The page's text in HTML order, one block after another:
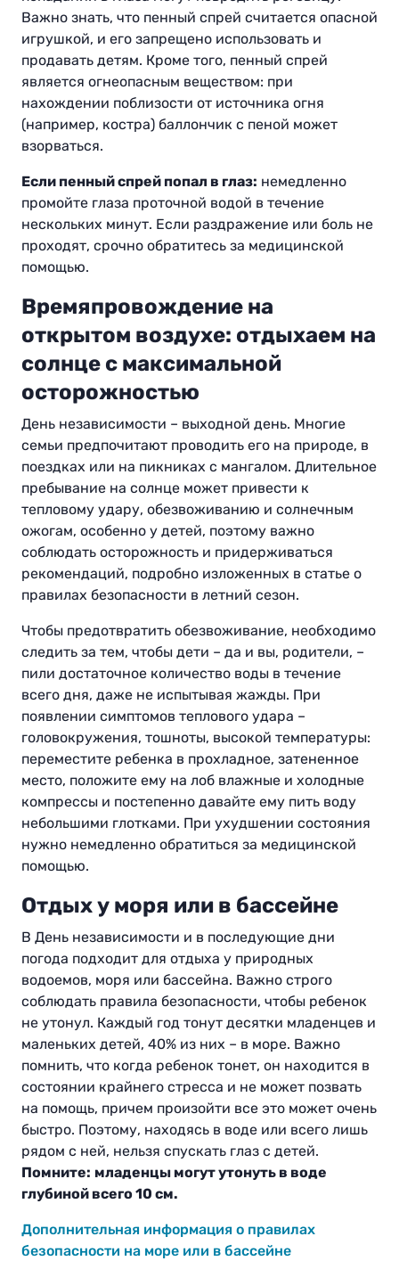
Важно знать, что пенный спрей считается опасной
игрушкой, и его запрещено использовать и
продавать детям. Кроме того, пенный спрей
является огнеопасным веществом: при
нахождении поблизости от источника огня
(например, костра) баллончик с пеной может
взорваться.
Если пенный спрей попал в глаз: немедленно
промойте глаза проточной водой в течение
нескольких минут. Если раздражение или боль не
проходят, срочно обратитесь за медицинской
помощью.
Времяпровождение на
открытом воздухе: отдыхаем на
солнце с максимальной
осторожностью
День независимости – выходной день. Многие
семьи предпочитают проводить его на природе, в
поездках или на пикниках с мангалом. Длительное
пребывание на солнце может привести к
тепловому удару, обезвоживанию и солнечным
ожогам, особенно у детей, поэтому важно
соблюдать осторожность и придерживаться
рекомендаций, подробно изложенных в статье о
правилах безопасности в летний сезон.
Чтобы предотвратить обезвоживание, необходимо
следить за тем, чтобы дети – да и вы, родители, –
пили достаточное количество воды в течение
всего дня, даже не испытывая жажды. При
появлении симптомов теплового удара –
головокружения, тошноты, высокой температуры:
переместите ребенка в прохладное, затененное
место, положите ему на лоб влажные и холодные
компрессы и постепенно давайте ему пить воду
небольшими глотками. При ухудшении состояния
нужно немедленно обратиться за медицинской
помощью.
Отдых у моря или в бассейне
В День независимости и в последующие дни
погода подходит для отдыха у природных
водоемов, моря или бассейна. Важно строго
соблюдать правила безопасности, чтобы ребенок
не утонул. Каждый год тонут десятки младенцев и
маленьких детей, 40% из них – в море. Важно
помнить, что когда ребенок тонет, он находится в
состоянии крайнего стресса и не может позвать
на помощь, причем произойти все это может очень
быстро. Поэтому, находясь в воде или всего лишь
рядом с ней, нельзя спускать глаз с детей.
Помните: младенцы могут утонуть в воде
глубиной всего 10 см.
Дополнительная информация о правилах
безопасности на море или в бассейне